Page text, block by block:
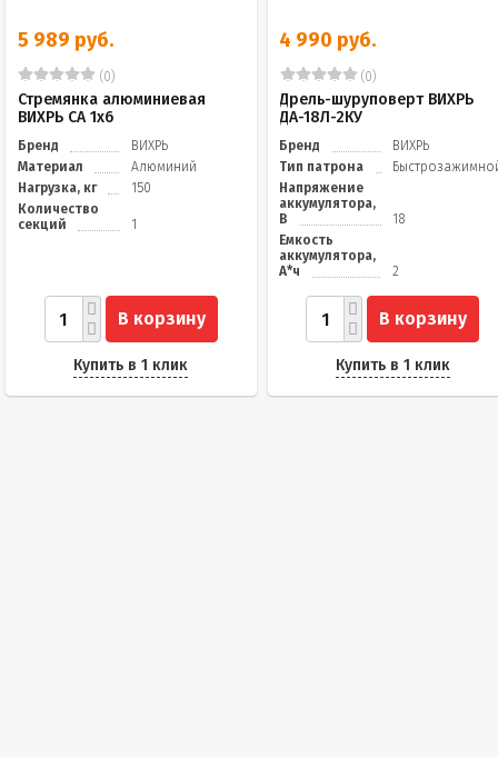
5 989 руб.
(0)
Стремянка алюминиевая
ВИХРЬ СА 1х6
Бренд
ВИХРЬ
Материал
Алюминий
Нагрузка, кг
150
Количество
секций
1
В корзину
Купить в 1 клик
4 990 руб.
(0)
Дрель-шуруповерт ВИХРЬ
ДА-18Л-2КУ
Бренд
ВИХРЬ
Тип патрона
Напряжение
аккумулятора,
В
18
Емкость
аккумулятора,
А*ч
2
В корзину
Купить в 1 клик